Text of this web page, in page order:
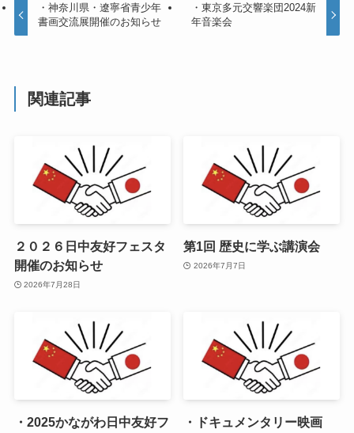
・神奈川県・遼寧省青少年
書画交流展開催のお知らせ
・東京多元交響楽団2024新
年音楽会
関連記事
２０２６日中友好フェスタ
開催のお知らせ
2026年7月28日
第1回 歴史に学ぶ講演会
2026年7月7日
・2025かながわ日中友好フ
・ドキュメンタリー映画